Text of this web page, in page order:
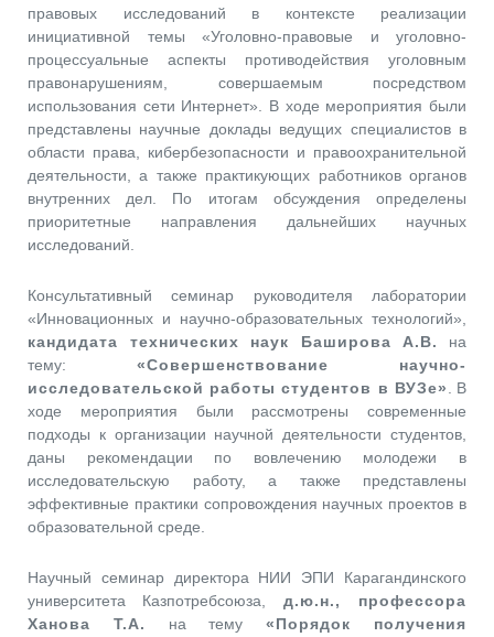
правовых исследований в контексте реализации
инициативной темы «Уголовно-правовые и уголовно-
процессуальные аспекты противодействия уголовным
правонарушениям, совершаемым посредством
использования сети Интернет». В ходе мероприятия были
представлены научные доклады ведущих специалистов в
области права, кибербезопасности и правоохранительной
деятельности, а также практикующих работников органов
внутренних дел. По итогам обсуждения определены
приоритетные направления дальнейших научных
исследований.
Консультативный семинар руководителя лаборатории
«Инновационных и научно-образовательных технологий»,
кандидата технических наук Баширова А.В.
на
тему: «Совершенствование научно-
исследовательской работы студентов в ВУЗе»
. В
ходе мероприятия были рассмотрены современные
подходы к организации научной деятельности студентов,
даны рекомендации по вовлечению молодежи в
исследовательскую работу, а также представлены
эффективные практики сопровождения научных проектов в
образовательной среде.
Научный семинар директора НИИ ЭПИ Карагандинского
университета Казпотребсоюза, д.ю.н., профессора
Ханова Т.А.
на тему «Порядок получения